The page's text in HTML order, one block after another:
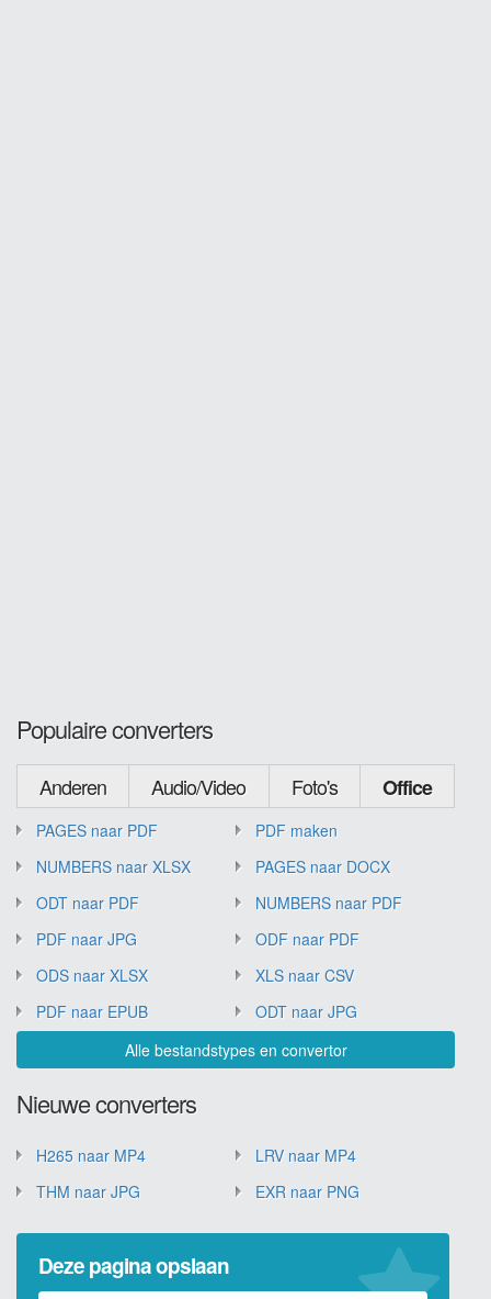
Populaire converters
Anderen Audio/Video Foto's Office
PAGES naar PDF
PDF maken
NUMBERS naar XLSX
PAGES naar DOCX
ODT naar PDF
NUMBERS naar PDF
PDF naar JPG
ODF naar PDF
ODS naar XLSX
XLS naar CSV
PDF naar EPUB
ODT naar JPG
Alle bestandstypes en convertor
Nieuwe converters
H265 naar MP4
LRV naar MP4
THM naar JPG
EXR naar PNG
Deze pagina opslaan